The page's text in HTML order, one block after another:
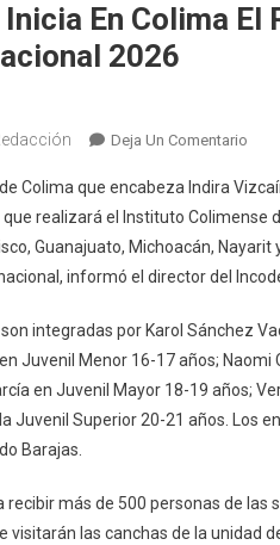
En Colima El
2026
Deja Un Comentario
En
De
Voli
De
Colima que encabeza Indira
que realizará el Instituto
Guanajuato, Michoacán,
informó el director del
integradas por Karol Sánchez
Juvenil Menor 16-17 años;
en Juvenil Mayor 18-19 años;
Juvenil Superior 20-21 años. Los
Barajas.
recibir más de 500 personas de
las canchas de la unidad